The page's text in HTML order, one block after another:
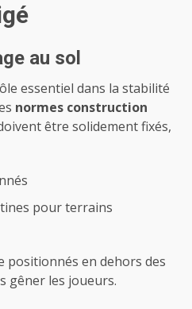
au sol
essentiel dans la stabilité
normes construction
être solidement fixés,
pour terrains
positionnés en dehors des
gêner les joueurs.